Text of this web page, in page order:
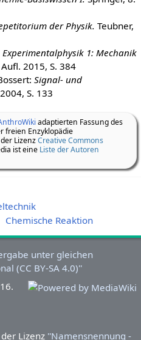
der Physik. Teubner,
Experimentalphysik 1: Mechanik
2015, S. 384
Signal- und
S. 133
adaptierten Fassung des
freien Enzyklopädie
LizenzCreative Commons
ist eine Liste der Autoren
Chemische Reaktion
Lizenz ''Namensnennung -